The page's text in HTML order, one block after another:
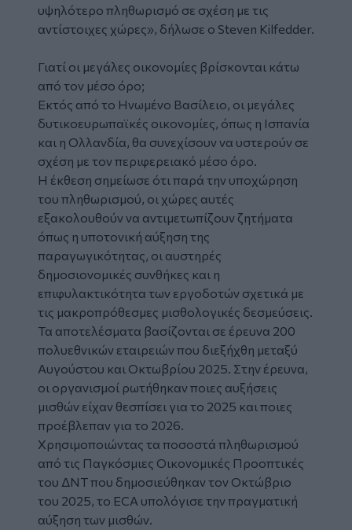
υψηλότερο πληθωρισμό σε σχέση με τις
αντίστοιχες χώρες», δήλωσε ο Steven Kilfedder.
Γιατί οι μεγάλες οικονομίες βρίσκονται κάτω
από τον μέσο όρο;
Εκτός από το Ηνωμένο Βασίλειο, οι μεγάλες
δυτικοευρωπαϊκές οικονομίες, όπως η Ισπανία
και η Ολλανδία, θα συνεχίσουν να υστερούν σε
σχέση με τον περιφερειακό μέσο όρο.
Η έκθεση σημείωσε ότι παρά την υποχώρηση
του πληθωρισμού, οι χώρες αυτές
εξακολουθούν να αντιμετωπίζουν ζητήματα
όπως η υποτονική αύξηση της
παραγωγικότητας, οι αυστηρές
δημοσιονομικές συνθήκες και η
επιφυλακτικότητα των εργοδοτών σχετικά με
τις μακροπρόθεσμες μισθολογικές δεσμεύσεις.
Τα αποτελέσματα βασίζονται σε έρευνα 200
πολυεθνικών εταιρειών που διεξήχθη μεταξύ
Αυγούστου και Οκτωβρίου 2025. Στην έρευνα,
οι οργανισμοί ρωτήθηκαν ποιες αυξήσεις
μισθών είχαν θεσπίσει για το 2025 και ποιες
προέβλεπαν για το 2026.
Χρησιμοποιώντας τα ποσοστά πληθωρισμού
από τις Παγκόσμιες Οικονομικές Προοπτικές
του ΔΝΤ που δημοσιεύθηκαν τον Οκτώβριο
του 2025, το ECA υπολόγισε την πραγματική
αύξηση των μισθών.